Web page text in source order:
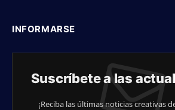
INFORMARSE
Suscríbete a las
¡Reciba las últimas noticias creativas